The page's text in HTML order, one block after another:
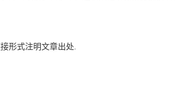
形式注明文章出处.